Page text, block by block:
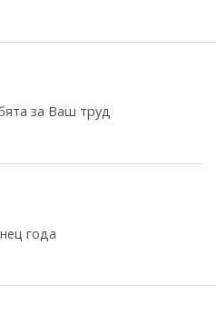
за Ваш труд
года